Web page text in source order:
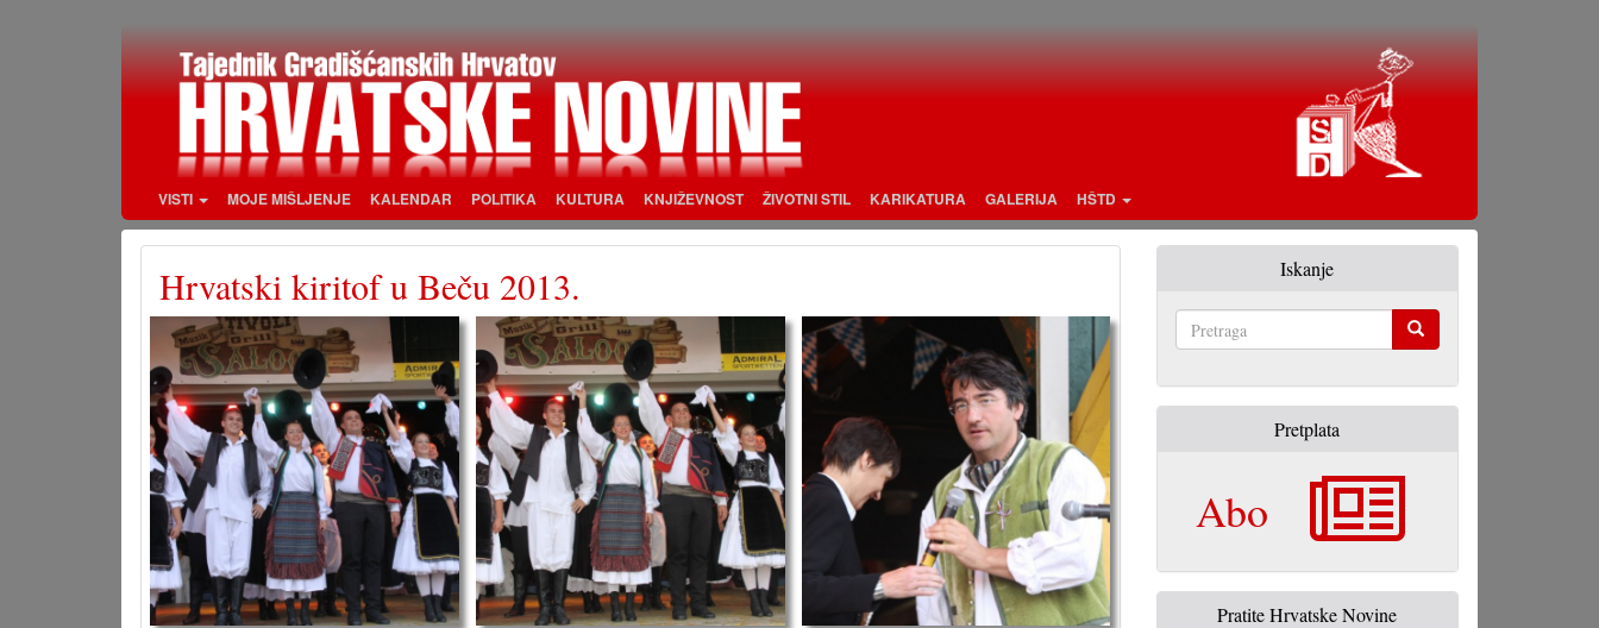
VISTI MOJE MIŠLJENJE KALENDAR POLITIKA KULTURA KNJIŽEVNOST ŽIVOTNI STIL KARIKATURA GALERIJA HŠTD
Hrvatski kiritof u Beču 2013. Iskanje
Pretplata
Abo
Pratite Hrvatske Novine